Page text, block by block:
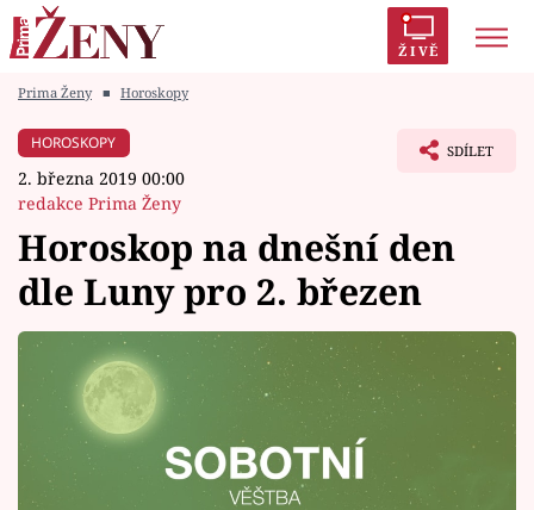
ŽIVĚ
Módní alarm
Témata
Celebrity
Vztahy
Seriály
Prima Ženy ■ Horoskopy
HOROSKOPY
2. března 2019 00:00
redakce Prima Ženy
SDÍLET
Horoskop na dnešní den
dle Luny pro 2. březen